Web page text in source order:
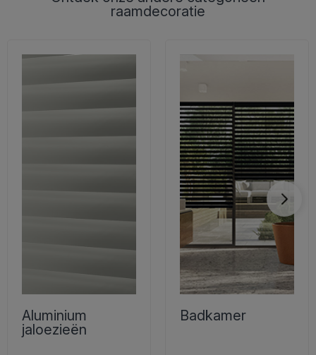
raamdecoratie
Aluminium
jaloezieën
Badkamer